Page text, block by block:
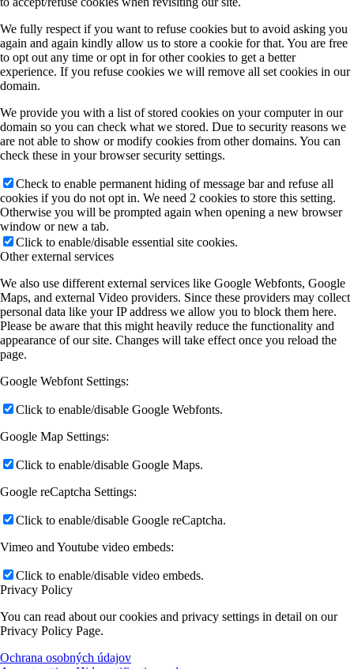
We fully respect if you want to refuse cookies but to avoid asking you
again and again kindly allow us to store a cookie for that. You are free
to opt out any time or opt in for other cookies to get a better
experience. If you refuse cookies we will remove all set cookies in our
domain.
We provide you with a list of stored cookies on your computer in our
domain so you can check what we stored. Due to security reasons we
are not able to show or modify cookies from other domains. You can
check these in your browser security settings.
Check to enable permanent hiding of message bar and refuse all
cookies if you do not opt in. We need 2 cookies to store this setting.
Otherwise you will be prompted again when opening a new browser
window or new a tab.
Click to enable/disable essential site cookies.
Other external services
We also use different external services like Google Webfonts, Google
Maps, and external Video providers. Since these providers may collect
personal data like your IP address we allow you to block them here.
Please be aware that this might heavily reduce the functionality and
appearance of our site. Changes will take effect once you reload the
page.
Google Webfont Settings:
Click to enable/disable Google Webfonts.
Google Map Settings:
Click to enable/disable Google Maps.
Google reCaptcha Settings:
Click to enable/disable Google reCaptcha.
Vimeo and Youtube video embeds:
Click to enable/disable video embeds.
Privacy Policy
You can read about our cookies and privacy settings in detail on our
Privacy Policy Page.
Ochrana osobných údajov